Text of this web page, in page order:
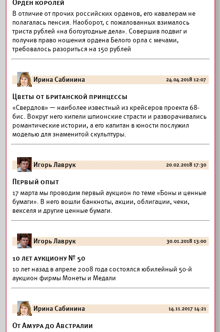
Орден королей
В отличие от прочих российских орденов, его кавалерам не
полагалась пенсия. Наоборот, с пожалованных взималось
триста рублей «на богоугодные дела». Совершив подвиг и
получив право ношения ордена Белого орла с мечами,
требовалось разориться на 150 рублей
Ирина Сабинина 24.04.2018 12:07
Цветы от британской принцессы
«Свердлов» — наиболее известный из крейсеров проекта 68-
бис. Вокруг него кипели шпионские страсти и разворачивались
романтические истории, а его капитан в юности послужил
моделью для знаменитой скульптуры.
Игорь Лаврук 20.02.2018 17:30
Первый опыт
17 марта мы проводим первый аукцион по теме «Боны и ценные
бумаги». В него вошли банкноты, акции, облигации, чеки,
векселя и другие ценные бумаги.
Игорь Лаврук 30.01.2018 13:00
10 лет аукциону № 50
10 лет назад в апреле 2008 года состоялся юбилейный 50-й
аукцион фирмы Монеты и Медали
Ирина Сабинина 14.11.2017 14:21
От Амура до Австралии